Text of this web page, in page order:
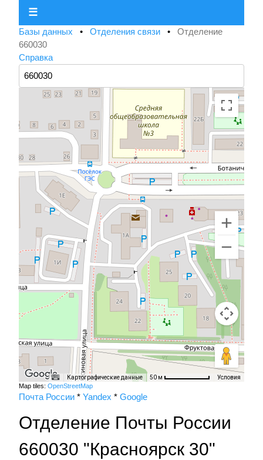
☰
Базы данных • Отделения связи • Отделение
660030
Справка
Картографические данные 50 м Условия
Map tiles: OpenStreetMap
Почта России * Yandex * Google
Отделение Почты России
660030 "Красноярск 30"